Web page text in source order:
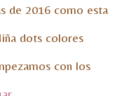
de 2016 como esta
dots colores
con los